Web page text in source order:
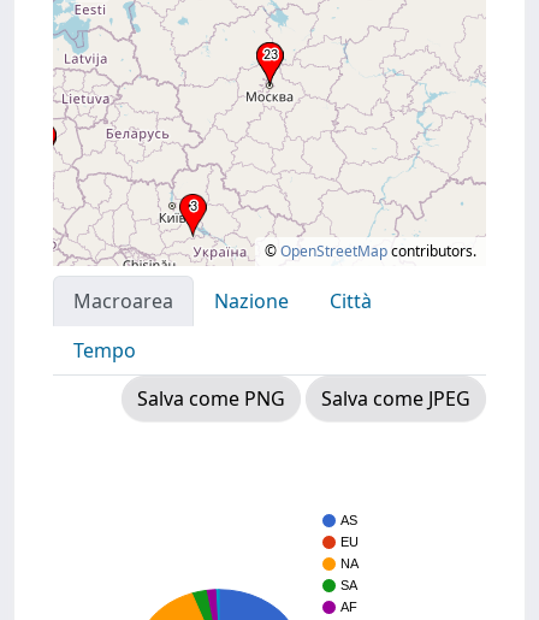
©OpenStreetMapcontributors.
Macroarea Nazione
Città
Tempo
Salva come PNG
Salva come JPEG
AS
EU
NA
SA
AF